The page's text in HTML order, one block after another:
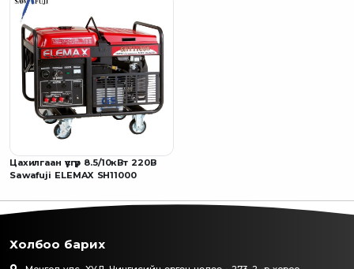
Цахилгаан үүсгүүр 8.5/10кВт 220В
Sawafuji ELEMAX SH11000
Холбоо барих